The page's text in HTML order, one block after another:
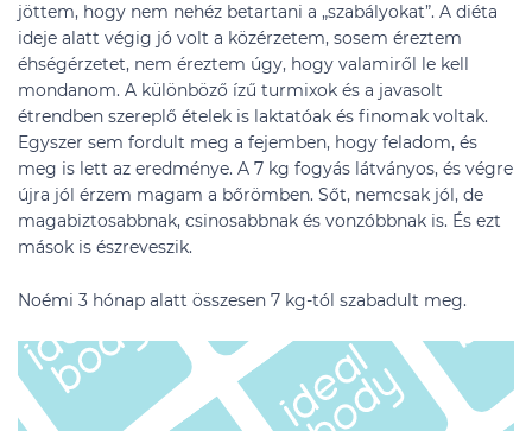
jöttem, hogy nem nehéz betartani a „szabályokat”. A diéta
ideje alatt végig jó volt a közérzetem, sosem éreztem
éhségérzetet, nem éreztem úgy, hogy valamiről le kell
mondanom. A különböző ízű turmixok és a javasolt
étrendben szereplő ételek is laktatóak és finomak voltak.
Egyszer sem fordult meg a fejemben, hogy feladom, és
meg is lett az eredménye. A 7 kg fogyás látványos, és végre
újra jól érzem magam a bőrömben. Sőt, nemcsak jól, de
magabiztosabbnak, csinosabbnak és vonzóbbnak is. És ezt
mások is észreveszik.
Noémi 3 hónap alatt összesen 7 kg-tól szabadult meg.